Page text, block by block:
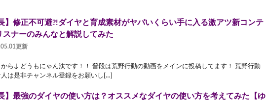
】修正不可避?!ダイヤと育成素材がヤバいくらい手に入る激アツ新コンテ
スナーのみんなと解説してみた
更新
ら↓ どうもにゃん汰です！！ 普段は荒野行動の動画をメインに投稿してます！ 荒野行動
は是非チャンネル登録をお願いし[…]
】最強のダイヤの使い方は？オススメなダイヤの使い方を考えてみた【ゆ